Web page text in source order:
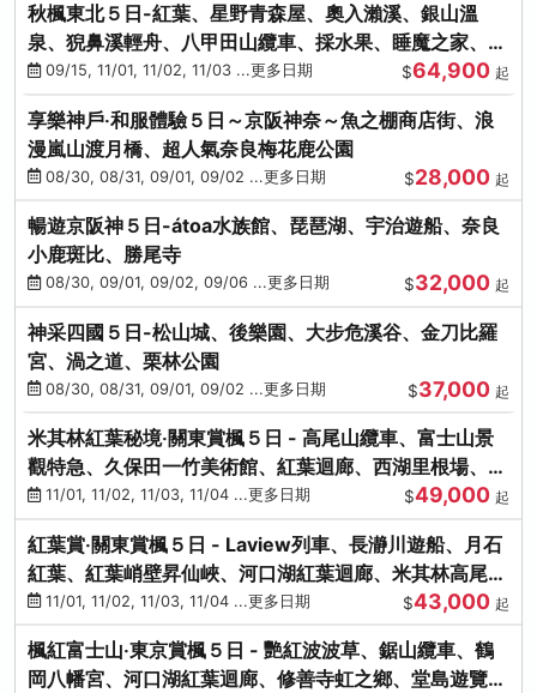
秋楓東北５日-紅葉、星野青森屋、奧入瀨溪、銀山溫
泉、猊鼻溪輕舟、八甲田山纜車、採水果、睡魔之家、法
式料理(不進免稅店)
09/15, 11/01, 11/02, 11/03 ...更多日期 $64,900 起
享樂神戶‧和服體驗５日～京阪神奈～魚之棚商店街、浪
漫嵐山渡月橋、超人氣奈良梅花鹿公園
08/30, 08/31, 09/01, 09/02 ...更多日期 $28,000 起
暢遊京阪神５日-átoa水族館、琵琶湖、宇治遊船、奈良
小鹿斑比、勝尾寺
08/30, 09/01, 09/02, 09/06 ...更多日期 $32,000 起
神采四國５日-松山城、後樂園、大步危溪谷、金刀比羅
宮、渦之道、栗林公園
08/30, 08/31, 09/01, 09/02 ...更多日期 $37,000 起
米其林紅葉秘境‧關東賞楓５日 - 高尾山纜車、富士山景
觀特急、久保田一竹美術館、紅葉迴廊、西湖里根場、銀
杏大道
11/01, 11/02, 11/03, 11/04 ...更多日期 $49,000 起
紅葉賞‧關東賞楓５日 - Laview列車、長瀞川遊船、月石
紅葉、紅葉峭壁昇仙峽、河口湖紅葉迴廊、米其林高尾
山、海鮮盛宴
11/01, 11/02, 11/03, 11/04 ...更多日期 $43,000 起
楓紅富士山‧東京賞楓５日 - 艷紅波波草、鋸山纜車、鶴
岡八幡宮、河口湖紅葉迴廊、修善寺虹之鄉、堂島遊覽